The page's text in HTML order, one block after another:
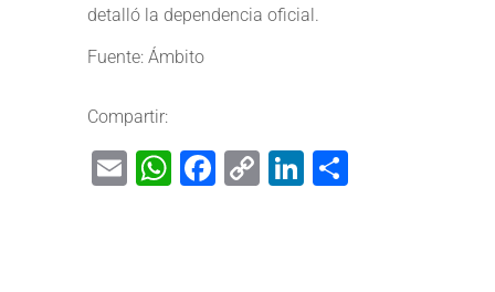
detalló la dependencia oficial.
Fuente: Ámbito
Compartir:
EmailWhatsApp
Facebook
CopyLinkedIn